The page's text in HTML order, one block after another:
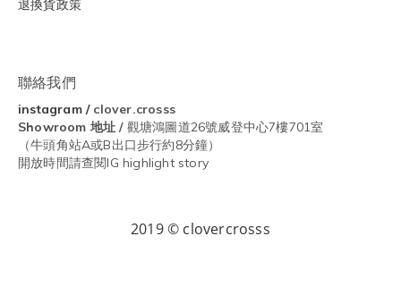
退換貨政策
聯絡我們
instagram/ clover.crosss
Showroom 地址 / 觀塘鴻圖道26號威登中心7樓701室
（牛頭角站A或B出口步行約8分鐘）
開放時間請查閱IG highlight story
2019 © clovercrosss